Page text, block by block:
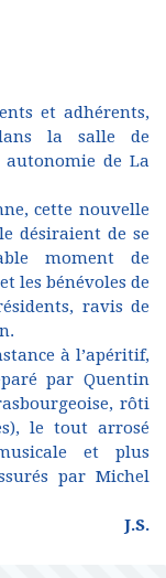
et adhérents,
la salle de
de La
cette nouvelle
désiraient de se
moment de
les bénévoles de
ravis de
à l’apéritif,
par Quentin
rôti
le tout arrosé
et plus
par Michel
J.S.